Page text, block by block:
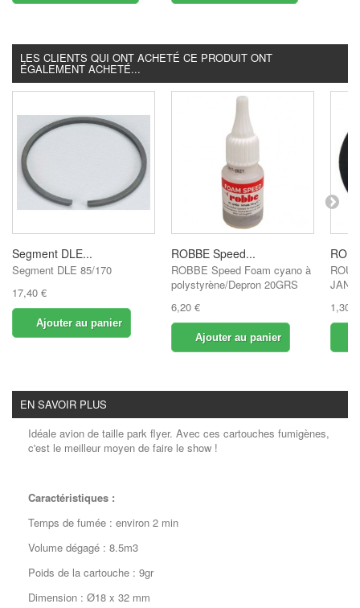
LES CLIENTS QUI ONT ACHETÉ CE PRODUIT ONT
ÉGALEMENT ACHETÉ...
Segment DLE...
Segment DLE 85/170
17,40 €
Ajouter au panier
ROBBE Speed...
ROBBE Speed Foam cyano à
polystyrène/Depron 20GRS
6,20 €
Ajouter au panier
1,30 €
EN SAVOIR PLUS
Idéale avion de taille park flyer. Avec ces cartouches fumigènes,
c'est le meilleur moyen de faire le show !
Caractéristiques :
Temps de fumée : environ 2 min
Volume dégagé : 8.5m3
Poids de la cartouche : 9gr
Dimension : Ø18 x 32 mm